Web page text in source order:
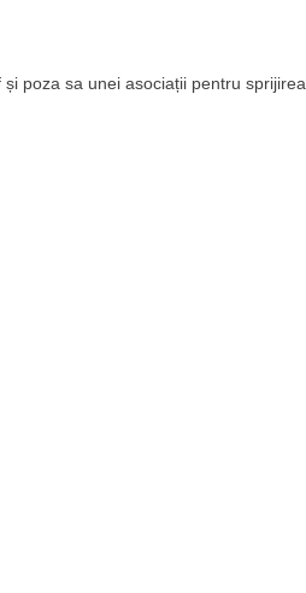
poza sa unei asociații pentru sprijirea